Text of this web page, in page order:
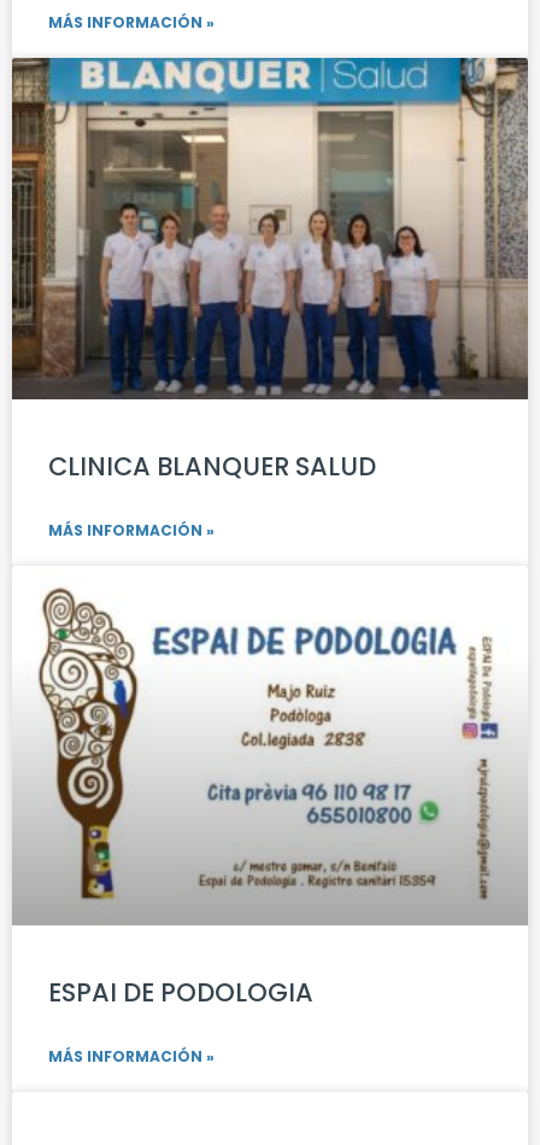
MÁS INFORMACIÓN »
CLINICA BLANQUER SALUD
MÁS INFORMACIÓN »
ESPAI DE PODOLOGIA
MÁS INFORMACIÓN »